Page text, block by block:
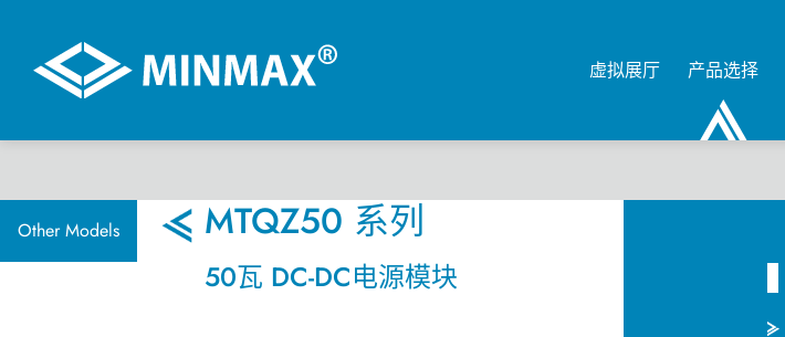
虚拟展厅 产品选择
Other Models MTQZ50 系列
50瓦 DC-DC电源模块